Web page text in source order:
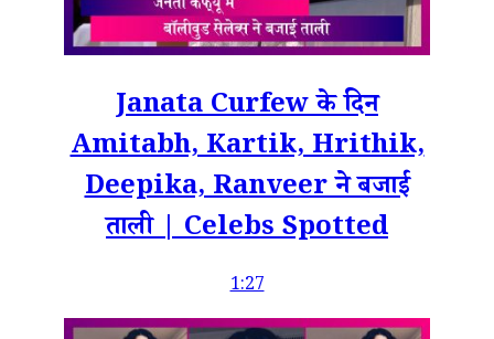
Janata Curfew के दिन
Amitabh, Kartik, Hrithik,
Deepika, Ranveer ने बजाई
ताली | Celebs Spotted
1:27